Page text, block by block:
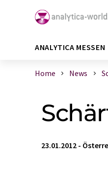
ANALYTICA MESSEN
Home News
23.01.2012 -